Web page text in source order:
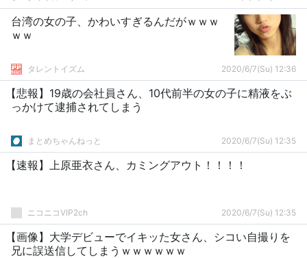
台湾の女の子、かわいすぎるんだがｗｗｗ
ｗｗ
タレントイズム 2020/6/7(Su) 12:36
【悲報】19歳の会社員さん、10代前半の女の子に精液をぶ
っかけて逮捕されてしまう
まとめちゃんねっと 2020/6/7(Su) 12:35
【速報】上原亜衣さん、カミングアウト！！！！
ニコニコVIP2ch 2020/6/7(Su) 12:35
【画像】大学デビューでイキッた女さん、シコい自撮りを
兄に誤送信してしまうｗｗｗｗｗｗ